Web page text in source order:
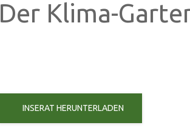
Der Klima-
INSERAT HERUNTERLADEN